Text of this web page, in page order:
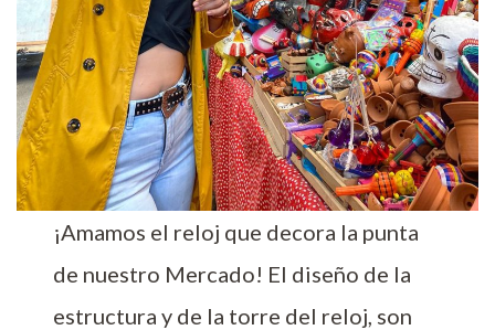
¡Amamos el reloj que decora la punta
de nuestro Mercado! El diseño de la
estructura y de la torre del reloj, son